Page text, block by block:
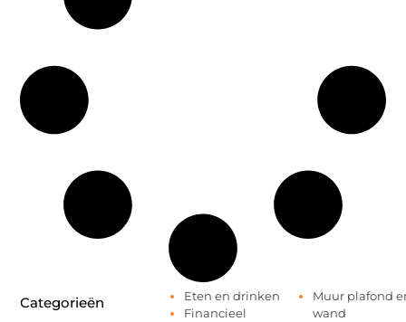
Categorieën
Eten en drinken
Financieel
Muur plafond
wand